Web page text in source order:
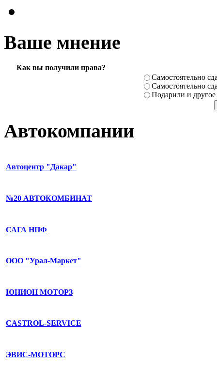
Ваше мнение
Как вы получили права?
Самостоя­тельно
Самостоя­тельно
Подарили­ и другое
Автокомпании
Автоцентр "Дакар"
№20 АВТОКОМБИНАТ
САГА НПФ
ООО "Урал-Маркет"
ЮНИОН МОТОРЗ
CASTROL-SERVICE
ЭВИС-МОТОРС